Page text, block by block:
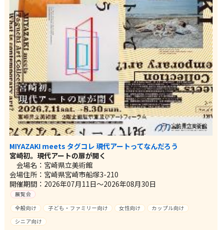
MIYAZAKI meets タグコレ 現代アートってなんだろう
宮崎初。現代アートの扉が開く
会場名：宮崎県立美術館
会場住所：宮崎県宮崎市船塚3-210
開催期間：2026年07月11日～2026年08月30日
展覧会
全般向け
子ども・ファミリー向け 女性向け
カップル向け
シニア向け